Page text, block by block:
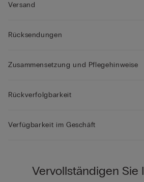
Versand
Rücksendungen
Zusammensetzung und Pflegehinweise
Rückverfolgbarkeit
Verfügbarkeit im Geschäft
Vervollständigen Sie